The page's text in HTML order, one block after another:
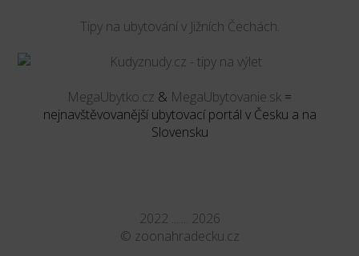
Tipy na ubytování v Jižních Čechách.
MegaUbytko.cz & MegaUbytovanie.sk =
nejnavštěvovanější ubytovací portál v Česku a na
Slovensku
2022 ....... 2026
© zoonahradecku.cz